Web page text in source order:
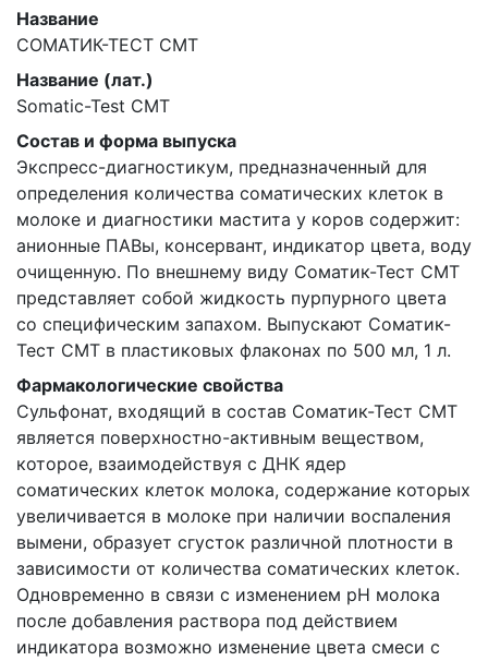
Название
СОМАТИК-ТЕСТ СМТ
Название (лат.)
Somatic-Test CMT
Состав и форма выпуска
Экспресс-диагностикум, предназначенный для
определения количества соматических клеток в
молоке и диагностики мастита у коров содержит:
анионные ПАВы, консервант, индикатор цвета, воду
очищенную. По внешнему виду Соматик-Тест СМТ
представляет собой жидкость пурпурного цвета
со специфическим запахом. Выпускают Соматик-
Тест СМТ в пластиковых флаконах по 500 мл, 1 л.
Фармакологические свойства
Сульфонат, входящий в состав Соматик-Тест СМТ
является поверхностно-активным веществом,
которое, взаимодействуя с ДНК ядер
соматических клеток молока, содержание которых
увеличивается в молоке при наличии воспаления
вымени, образует сгусток различной плотности в
зависимости от количества соматических клеток.
Одновременно в связи с изменением pH молока
после добавления раствора под действием
индикатора возможно изменение цвета смеси с